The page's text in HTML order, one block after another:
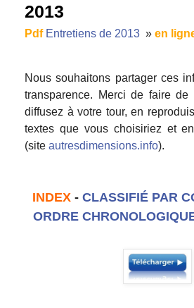
2013
Pdf Entretiens de 2013 » en
Nous souhaitons partager ces
transparence. Merci de faire
diffusez à votre tour, en
textes que vous choisiriez et
(site autresdimensions.info).
INDEX- CLASSIFIÉ PAR
ORDRE